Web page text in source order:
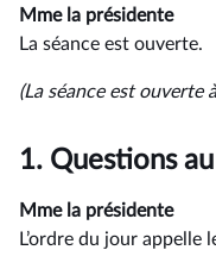
Mme la présidente
La séance est ouverte.
(La séance est ouverte
1. Questions
Mme la présidente
L’ordre du jour appelle